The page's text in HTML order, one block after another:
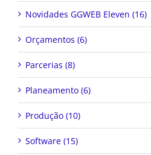
Novidades GGWEB Eleven (16)
Orçamentos (6)
Parcerias (8)
Planeamento (6)
Produção (10)
Software (15)